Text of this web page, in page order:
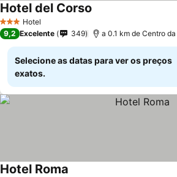
3 EstrelasHotel
Hotel del Corso
9,2 Excelente 349 a 0.1 km de Centro
Selecione as datas para ver os preços
exatos.
Hotel Roma